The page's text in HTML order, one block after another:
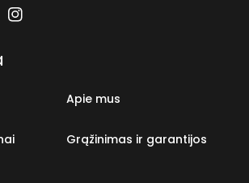
„Instagram“
Apie mus
Grąžinimas ir garantijos